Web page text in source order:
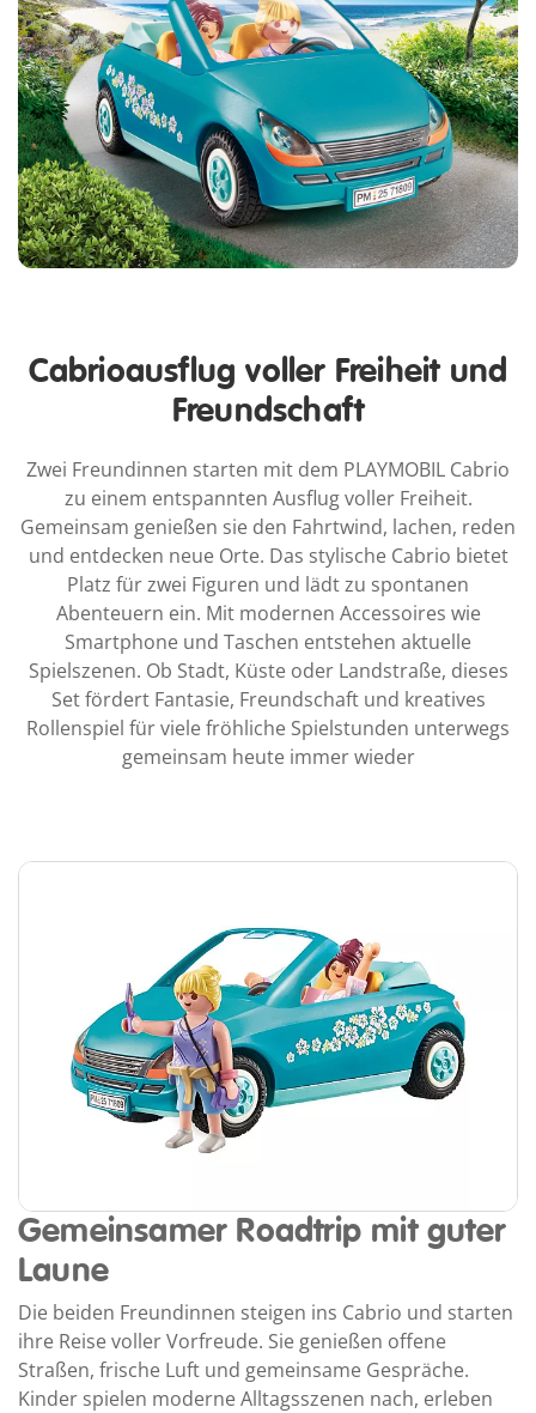
Cabrioausflug voller Freiheit und
Freundschaft
Zwei Freundinnen starten mit dem PLAYMOBIL Cabrio
zu einem entspannten Ausflug voller Freiheit.
Gemeinsam genießen sie den Fahrtwind, lachen, reden
und entdecken neue Orte. Das stylische Cabrio bietet
Platz für zwei Figuren und lädt zu spontanen
Abenteuern ein. Mit modernen Accessoires wie
Smartphone und Taschen entstehen aktuelle
Spielszenen. Ob Stadt, Küste oder Landstraße, dieses
Set fördert Fantasie, Freundschaft und kreatives
Rollenspiel für viele fröhliche Spielstunden unterwegs
gemeinsam heute immer wieder
Gemeinsamer Roadtrip mit guter
Laune
Die beiden Freundinnen steigen ins Cabrio und starten
ihre Reise voller Vorfreude. Sie genießen offene
Straßen, frische Luft und gemeinsame Gespräche.
Kinder spielen moderne Alltagsszenen nach, erleben